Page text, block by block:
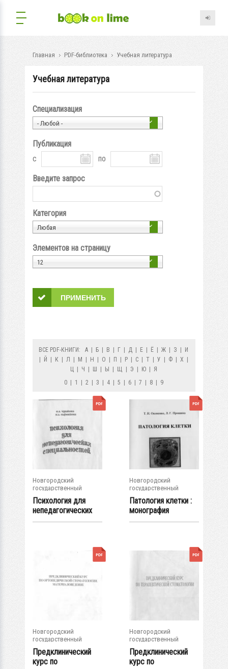
Главная PDF-библиотека Учебная литература
Учебная литература
Специализация
- Любой -
Публикация
с
по
Введите запрос
Категория
Любая
Элементов на страницу
12
ВСЕ PDF-КНИГИ: А Б В Г Д Е Ё Ж З
И
Й К Л М Н О П Р С Т У Ф Х
Ц
Ч Ш Ы Щ Э Ю
Я
0
1 2 3 4 5 6 7 8 9
Новгородский
государственный
университет им. Яр....
Психология для
непедагогических
специальностей :...
Новгородский
государственный
университет им. Яр....
Патология клетки :
монография
Новгородский
государственный
университет им. Яр....
Предклинический
курс по
Новгородский
государственный
университет им. Яр....
Предклинический
курс по